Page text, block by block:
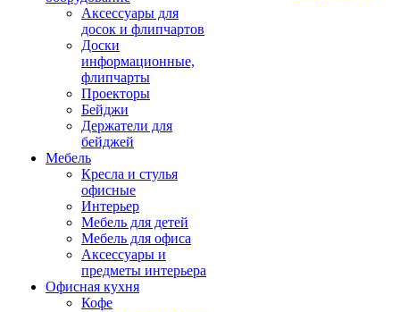
Аксессуары для
досок и флипчартов
Доски
информационные,
флипчарты
Проекторы
Бейджи
Держатели для
бейджей
Мебель
Кресла и стулья
офисные
Интерьер
Мебель для детей
Мебель для офиса
Аксессуары и
предметы интерьера
Офисная кухня
Кофе